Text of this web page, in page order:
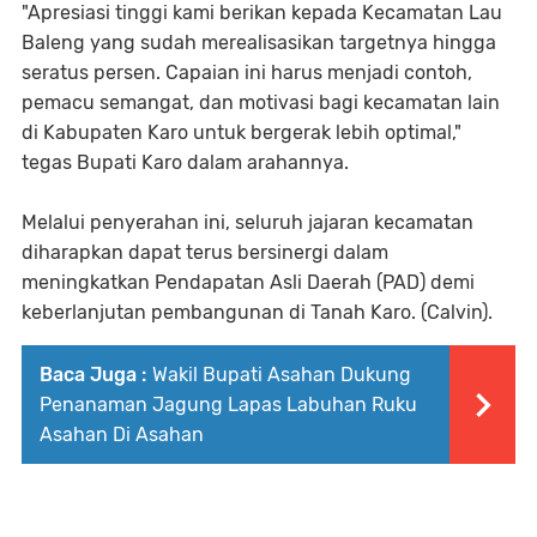
​"Apresiasi tinggi kami berikan kepada Kecamatan Lau
Baleng yang sudah merealisasikan targetnya hingga
seratus persen. Capaian ini harus menjadi contoh,
pemacu semangat, dan motivasi bagi kecamatan lain
di Kabupaten Karo untuk bergerak lebih optimal,"
tegas Bupati Karo dalam arahannya.
​Melalui penyerahan ini, seluruh jajaran kecamatan
diharapkan dapat terus bersinergi dalam
meningkatkan Pendapatan Asli Daerah (PAD) demi
keberlanjutan pembangunan di Tanah Karo. (Calvin).
Baca Juga : Wakil Bupati Asahan Dukung
Penanaman Jagung Lapas Labuhan Ruku
Asahan Di Asahan